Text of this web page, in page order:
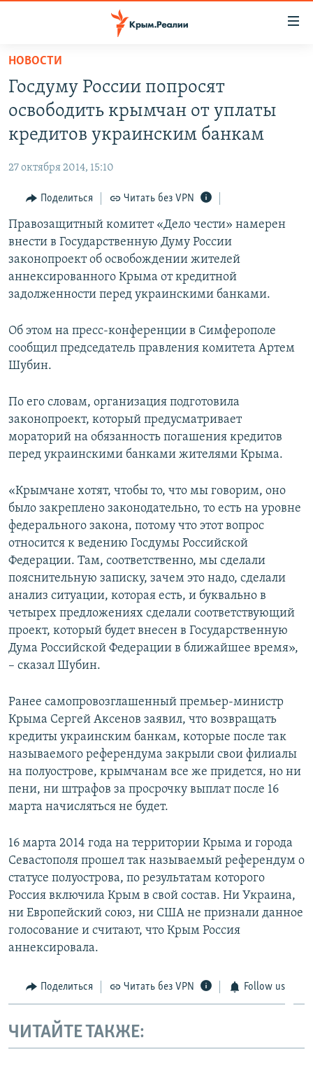
Вернуться
основному
содержанию
главной
навигации
Вернутся
поиску
СПЕЦПРОЕКТЫ
11 ЛЕТ ОККУПАЦИИ КРЫМА. 11 ИСТОРИЙ СОПРОТИВЛЕНИЯ
ЕЩЕ
ИНТЕРАКТИВ
ИНФОГРАФИКА
ТЕЛЕПРОЕКТ КРЫМ.РЕАЛИИ
СОВЕТЫ ПРАВОЗАЩИТНИКОВ
ПРОПАВШИЕ БЕЗ ВЕСТИ
ПОБЕДИТЕЛЕЙ НЕ СУДЯТ?
КРЫМ.НЕПОКОРЕННЫЙ
УКРАИНСКАЯ ПРОБЛЕМА КРЫМА
РАДІО СВОБОДА
КАК ОБОЙТИ БЛОКИРОВКУ
Українською
Qırımtatar
ПРИСОЕДИНЯЙТЕСЬ!
Все сайты RFE/RL
НОВОСТИ
Госдуму России попросят
освободить крымчан от уплаты
кредитов украинским банкам
27 октября 2014, 15:10
Поделиться Читать без VPN
Правозащитный комитет «Дело чести» намерен
внести в Государственную Думу России
законопроект об освобождении жителей
аннексированного Крыма от кредитной
задолженности перед украинскими банками.
Об этом на пресс-конференции в Симферополе
сообщил председатель правления комитета Артем
Шубин.
По его словам, организация подготовила
законопроект, который предусматривает
мораторий на обязанность погашения кредитов
перед украинскими банками жителями Крыма.
«Крымчане хотят, чтобы то, что мы говорим, оно
было закреплено законодательно, то есть на уровне
федерального закона, потому что этот вопрос
относится к ведению Госдумы Российской
Федерации. Там, соответственно, мы сделали
пояснительную записку, зачем это надо, сделали
анализ ситуации, которая есть, и буквально в
четырех предложениях сделали соответствующий
проект, который будет внесен в Государственную
Дума Российской Федерации в ближайшее время»,
– сказал Шубин.
Ранее самопровозглашенный премьер-министр
Крыма Сергей Аксенов заявил, что возвращать
кредиты украинским банкам, которые после так
называемого референдума закрыли свои филиалы
на полуострове, крымчанам все же придется, но ни
пени, ни штрафов за просрочку выплат после 16
марта начисляться не будет.
16 марта 2014 года на территории Крыма и города
Севастополя прошел так называемый референдум о
статусе полуострова, по результатам которого
Россия включила Крым в свой состав. Ни Украина,
ни Европейский союз, ни США не признали данное
голосование и считают, что Крым Россия
аннексировала.
Поделиться Читать без VPN Follow us
ЧИТАЙТЕ ТАКЖЕ: